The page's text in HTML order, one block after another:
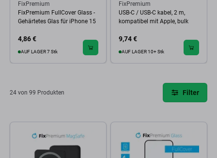
FixPremium
FixPremium FullCover Glass -
Gehärtetes Glas für iPhone 15
4,86 €
AUF LAGER 7 Stk
FixPremium
USB-C / USB-C kabel, 2 m,
kompatibel mit Apple, bulk
9,74 €
AUF LAGER 10+ Stk
24 von 99 Produkten Filter